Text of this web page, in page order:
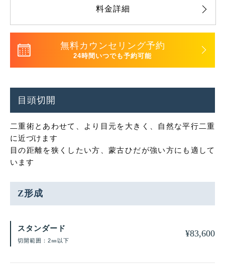
料金詳細
無料カウンセリング予約
24時間いつでも予約可能
目頭切開
二重術とあわせて、より目元を大きく、自然な平行二重
に近づけます
目の距離を狭くしたい方、蒙古ひだが強い方にも適して
います
Z形成
スタンダード
切開範囲：2㎜以下
¥83,600